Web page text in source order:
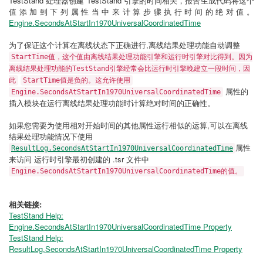
值添加到下列属性当中来计算步骤执行时间的绝对值。
Engine.SecondsAtStartIn1970UniversalCoordinatedTime
为了保证这个计算在离线状态下正确进行,离线结果处理功能自动调整
StartTime值，这个值由离线结果处理功能引擎和运行时引擎对比得到。因为
离线结果处理功能的TestStand引擎经常会比运行时引擎晚建立一段时间，因
此
StartTime值是负的。这允许使用
Engine.SecondsAtStartIn1970UniversalCoordinatedTime
属性的
插入模块在运行离线结果处理功能时计算绝对时间的正确性。
如果您需要为使用相对开始时间的其他属性运行相似的运算,可以在离线
结果处理功能情况下使用
ResultLog.SecondsAtStartIn1970UniversalCoordinatedTime 属性
来访问 运行时引擎最初创建的 .tsr 文件中
Engine.SecondsAtStartIn1970UniversalCoordinatedTime的值。
相关链接:
TestStand Help:
Engine.SecondsAtStartIn1970UniversalCoordinatedTime Property
TestStand Help:
ResultLog.SecondsAtStartIn1970UniversalCoordinatedTime Property